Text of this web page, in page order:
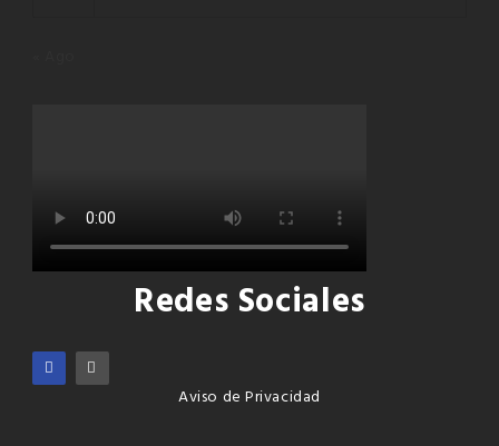
Redes Sociales
Aviso de Privacidad